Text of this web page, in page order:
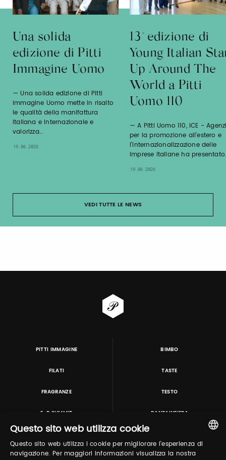
Una solida
edizione di Pitti
Immagine Uomo
Una solida edizione di Pitti
Immagine Uomo mette in risalto
le qualità della manifattura
italiana e internazionale e
valorizza…
19.06.2026
13° edizione di
Young Italian
Up Around The
World a Pitti
Uomo 110
A Pitti Uomo 110, ICE -
per la promozione all’estero e
l’internazionalizzazione delle
imprese italiane ha
19.06.2026
VEDI TUTTE LE NEWS
PITTI IMMAGINE BIMBO
FILATI TASTE
FRAGRANZE TESTO
E-P SUMMIT DANZAINFIERA
TUTORING & CONSULTING ITALIAN
Questo sito web utilizza cookie
Questo sito web utilizza i cookie per migliorare l'esperienza di
navigazione. Per maggiori informazioni visualizza la nostra